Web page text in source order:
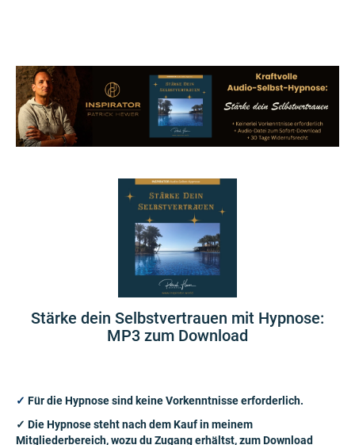
Stärke dein Selbstvertrauen mit Hypnose:
MP3 zum Download
✓ Für die Hypnose sind keine Vorkenntnisse erforderlich.
✓ Die Hypnose steht nach dem Kauf in meinem
Mitgliederbereich, wozu du Zugang erhältst, zum Download